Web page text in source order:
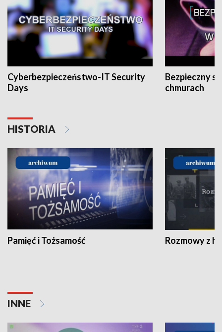
Cyberbezpieczeństwo-IT Security
Days
Bezpieczny
chmurach
HISTORIA
Pamięć i Tożsamość Rozmowy z
INNE